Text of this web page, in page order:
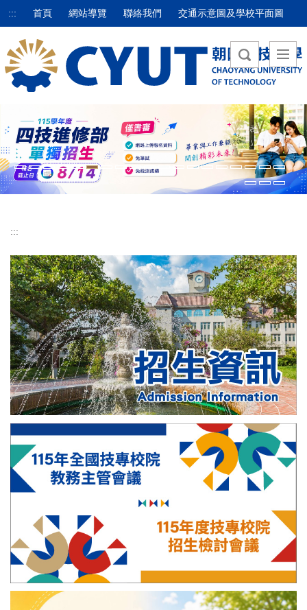
跳
要
內
容
::: 首頁 網站導覽 聯絡我們 交通示意圖及學校平面圖
:::